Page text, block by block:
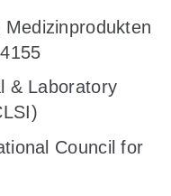
& Laboratory
Council for